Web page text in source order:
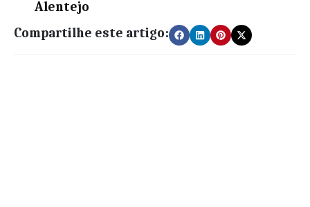
Alentejo
Compartilhe este artigo: